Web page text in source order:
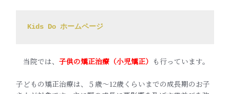
Kids Do ホームページ
当院では、子供の矯正治療（小児矯正） も行っています。
子どもの矯正治療は、５歳〜12歳くらいまでの成長期のお子